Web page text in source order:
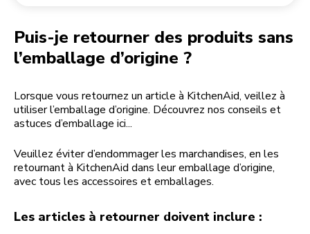
Puis-je retourner des produits sans
l’emballage d’origine ?
Lorsque vous retournez un article à KitchenAid, veillez à
utiliser l’emballage d’origine. Découvrez nos conseils et
astuces d’emballage ici...
Veuillez éviter d’endommager les marchandises, en les
retournant à KitchenAid dans leur emballage d’origine,
avec tous les accessoires et emballages.
Les articles à retourner doivent inclure :